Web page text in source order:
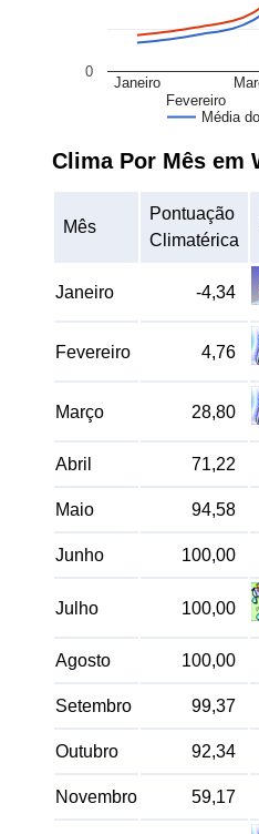
Média
Janeiro
Fevereiro
0
Clima Por Mês em
Mês
Pontuação
Climatérica
Janeiro -4,34
Fevereiro 4,76
Março 28,80
Abril 71,22
Maio 94,58
Junho 100,00
Julho 100,00
Agosto 100,00
Setembro 99,37
Outubro 92,34
Novembro 59,17